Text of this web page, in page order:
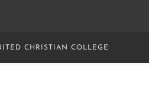
tab
CHRISTIAN COLLEGE